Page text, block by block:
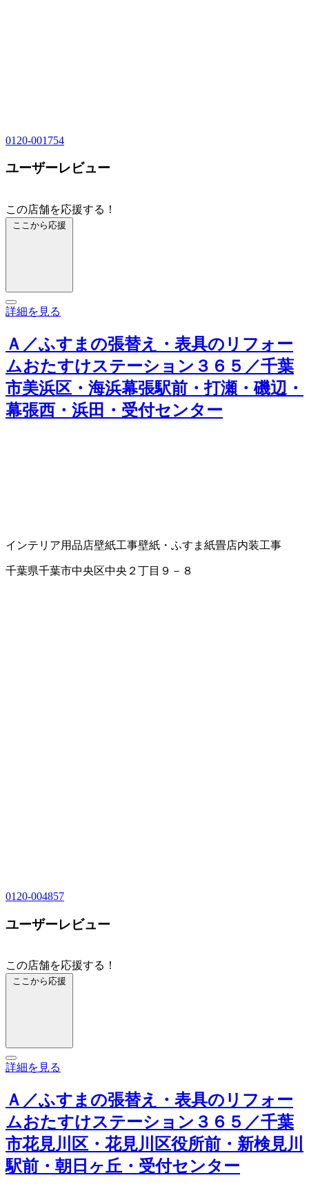
0120-001754
ユーザーレビュー
この店舗を応援する！
ここから応援
詳細を見る
Ａ／ふすまの張替え・表具のリフォー
ムおたすけステーション３６５／千葉
市美浜区・海浜幕張駅前・打瀬・磯辺・
幕張西・浜田・受付センター
インテリア用品店壁紙工事壁紙・ふすま紙畳店内装工事
千葉県千葉市中央区中央２丁目９－８
0120-004857
ユーザーレビュー
この店舗を応援する！
ここから応援
詳細を見る
Ａ／ふすまの張替え・表具のリフォー
ムおたすけステーション３６５／千葉
市花見川区・花見川区役所前・新検見川
駅前・朝日ヶ丘・受付センター